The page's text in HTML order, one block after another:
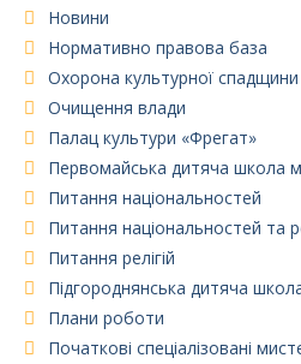
Новини
Нормативно правова база
Охорона культурної спадщини
Очищення влади
Палац культури «Фрегат»
Первомайська дитяча школа
Питання національностей
Питання національностей та
Питання релігій
Підгороднянська дитяча
Плани роботи
Початкові спеціалізовані